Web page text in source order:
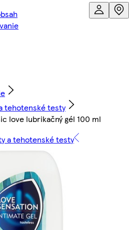
tehotenské testy
love lubrikačný gél 100 ml
a tehotenské testy